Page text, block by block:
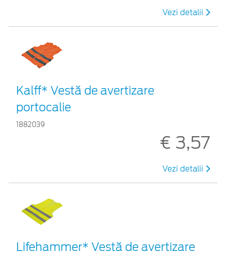
Vezi detalii
Kalff* Vestă de avertizare
portocalie
1882039
€ 3,57
Vezi detalii
Lifehammer* Vestă de avertizare